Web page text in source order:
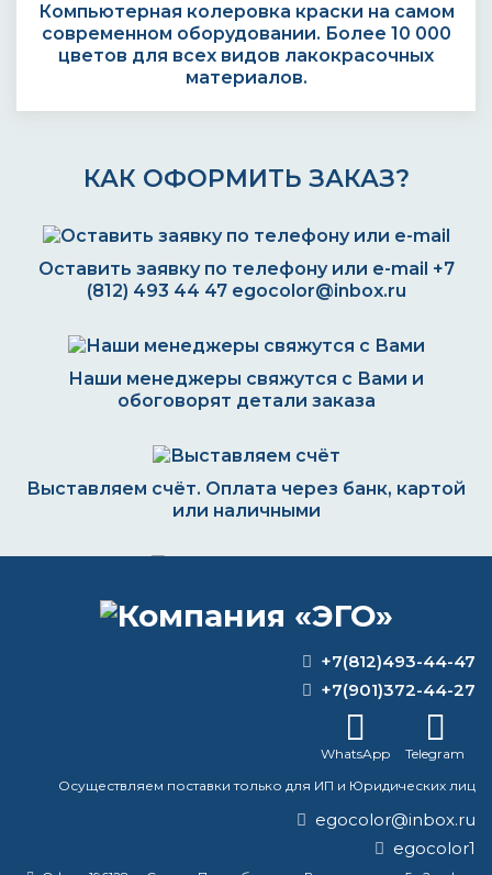
Компьютерная колеровка краски на самом
современном оборудовании. Более 10 000
цветов для всех видов лакокрасочных
материалов.
КАК ОФОРМИТЬ ЗАКАЗ?
Оставить заявку по телефону или e-mail +7
(812) 493 44 47 egocolor@inbox.ru
Наши менеджеры свяжутся с Вами и
обоговорят детали заказа
Выставляем счёт. Оплата через банк, картой
или наличными
Формируем заказ и отправляем транспортной
компанией
ВОПРОС-ОТВЕТ
Что такое сольвент растворитель?
+7(812)493-44-47
+7(901)372-44-27
WhatsApp
Telegram
Осуществляем поставки только для ИП и Юридических лиц
egocolor@inbox.ru
egocolor1